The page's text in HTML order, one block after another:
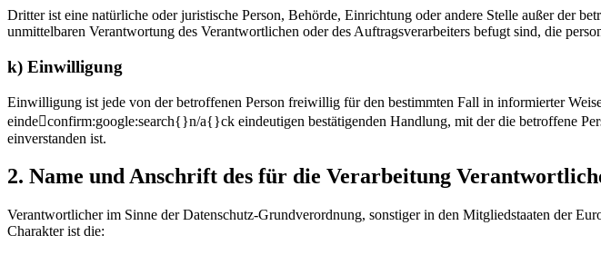
Dritter ist eine natürliche oder juristische Person, Behörde, Einrichtung oder andere Stelle außer der
unmittelbaren Verantwortung des Verantwortlichen oder des Auftragsverarbeiters befugt sind, die
k) Einwilligung
Einwilligung ist jede von der betroffenen Person freiwillig für den bestimmten Fall in informierter
eindeconfirm:google:search{}n/a{}ck eindeutigen bestätigenden Handlung, mit der die betroffene
einverstanden ist.
2. Name und Anschrift des für die Verarbeitung
Verantwortlicher im Sinne der Datenschutz-Grundverordnung, sonstiger in den Mitgliedstaaten der
Charakter ist die: